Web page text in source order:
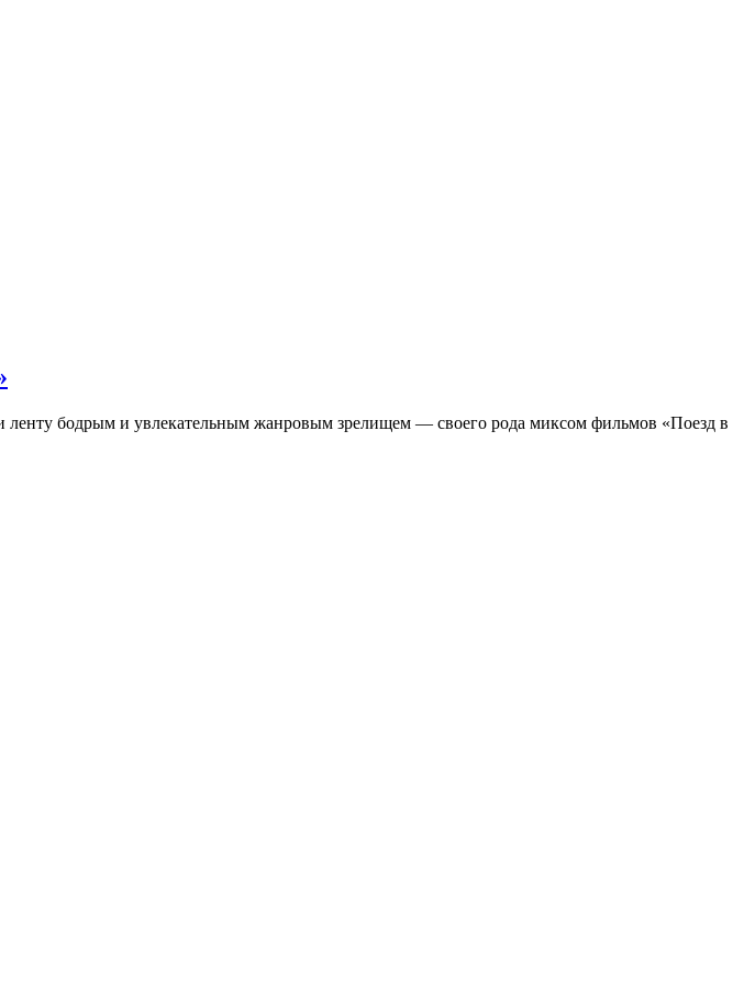
бодрым и увлекательным жанровым зрелищeм — своего рода миксом фильмов «Поезд в